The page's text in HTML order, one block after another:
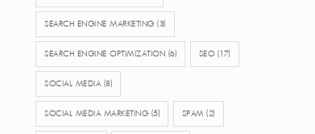
SEARCH ENGINE MARKETING (3)
SEARCH ENGINE OPTIMIZATION (6) SEO(17)
SOCIAL MEDIA(8)
SOCIAL MEDIA MARKETING (5) SPAM (2)